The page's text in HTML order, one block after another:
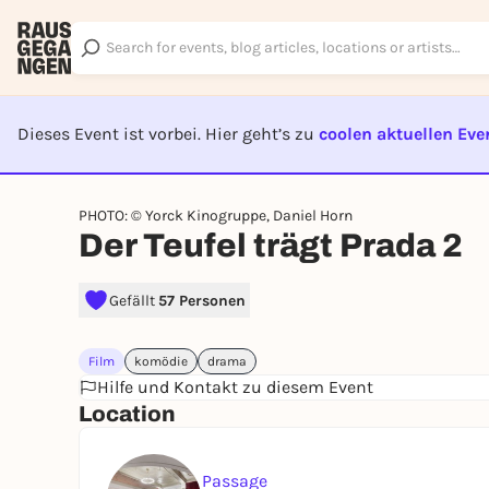
Dieses Event ist vorbei. Hier geht’s zu coolen aktuellen
PHOTO: © Yorck Kinogruppe, Daniel Horn
Der Teufel trägt Prada 2
Gefällt 57 Personen
Film komödie drama
Hilfe und Kontakt zu diesem Event
Location
Passage